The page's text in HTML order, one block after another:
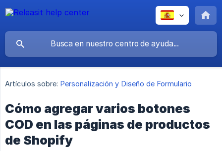
Artículos sobre: Personalización y Diseño de Formulario
Cómo agregar varios botones
COD en las páginas de productos
de Shopify